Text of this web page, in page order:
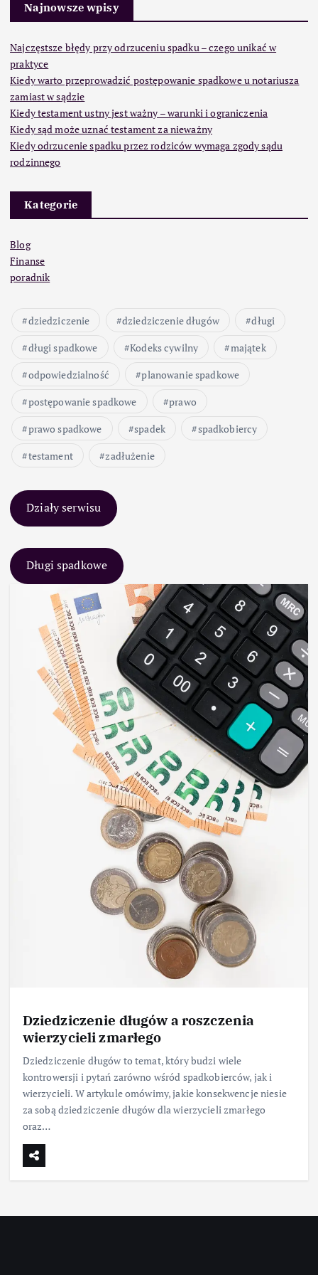
Najnowsze wpisy
Najczęstsze błędy przy odrzuceniu spadku – czego unikać w
praktyce
Kiedy warto przeprowadzić postępowanie spadkowe u notariusza
zamiast w sądzie
Kiedy testament ustny jest ważny – warunki i ograniczenia
Kiedy sąd może uznać testament za nieważny
Kiedy odrzucenie spadku przez rodziców wymaga zgody sądu
rodzinnego
Kategorie
Blog
Finanse
poradnik
dziedziczenie dziedziczenie długów
długi
długi spadkowe
Kodeks cywilny
majątek
odpowiedzialność
planowanie spadkowe
postępowanie spadkowe
prawo
prawo spadkowe
spadek
spadkobiercy
testament
zadłużenie
Działy serwisu
Długi spadkowe
Dziedziczenie długów a roszczenia
wierzycieli zmarłego
Dziedziczenie długów to temat, który budzi wiele
kontrowersji i pytań zarówno wśród spadkobierców, jak i
wierzycieli. W artykule omówimy, jakie konsekwencje niesie
za sobą dziedziczenie długów dla wierzycieli zmarłego
oraz…